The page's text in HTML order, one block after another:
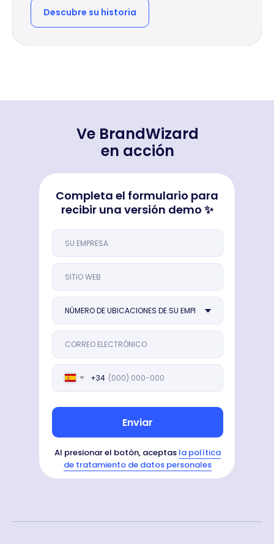
Descubre su historia
Ve BrandWizard
en acción
Completa el formulario para
recibir una versión demo ✨
+34
Enviar
Al presionar el botón, aceptas la política
de tratamiento de datos personales